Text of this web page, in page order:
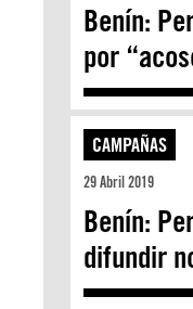
Benín:
por
CAMPAÑAS
29 Abril 2019
Benín:
difundir